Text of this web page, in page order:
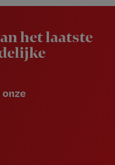
het laatste